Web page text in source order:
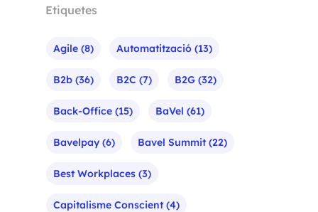
Etiquetes
Agile (8) Automatització (13)
B2b (36) B2C (7) B2G (32)
Back-Office (15) BaVel (61)
Bavelpay (6) Bavel Summit(22)
Best Workplaces (3)
Capitalisme Conscient(4)